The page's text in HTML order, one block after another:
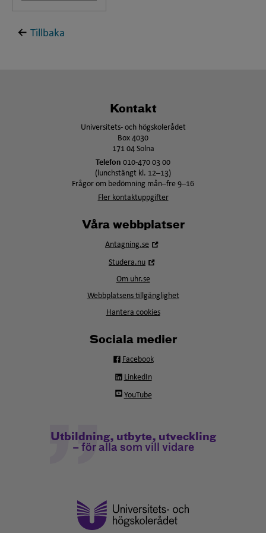
Tillbaka
Kontakt
Universitets- och högskolerådet
Box 4030
171 04 Solna
Telefon 010-470 03 00
(lunchstängt kl. 12–13)
Frågor om bedömning mån–fre 9–16
Fler kontaktuppgifter
Våra webbplatser
Antagning.se
Studera.nu
fönster
Om uhr.se
Webbplatsens tillgänglighet
Hantera cookies
Sociala medier
Facebook
LinkedIn
YouTube
Utbildning, utbyte, utveckling
– för alla som vill vidare